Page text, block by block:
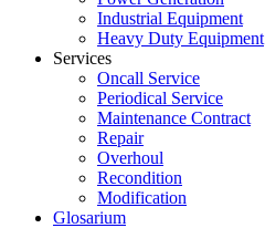
Industrial Equipment
Heavy Duty Equipment
Services
Oncall Service
Periodical Service
Maintenance Contract
Repair
Overhoul
Recondition
Modification
Glosarium